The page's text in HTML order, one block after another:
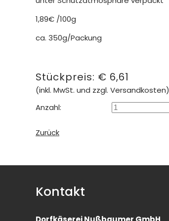
1,89€ /100g
ca. 350g/Packung
Stückpreis: € 6,61
(inkl. MwSt. und zzgl. Versandkosten)
Anzahl:
Zurück
Kontakt